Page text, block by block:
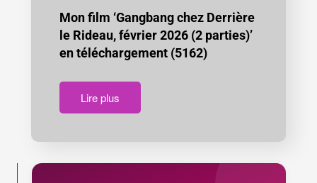
Mon film ‘Gangbang chez Derrière
le Rideau, février 2026 (2 parties)’
en téléchargement (5162)
Lire plus